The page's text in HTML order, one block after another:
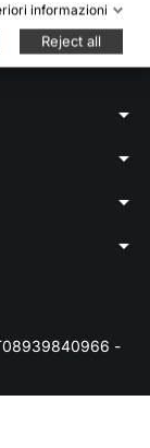
arrow_drop_down
arrow_drop_down
arrow_drop_down
arrow_drop_down
-
informazioni
Reject all